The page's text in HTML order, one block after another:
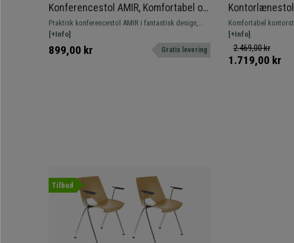
Konferencestol AMIR, Komfortabel og
praktisk, Stabelbar, Blå Farve
Praktisk konferencestol AMIR i fantastisk design,
der giver et moderne udseende til venteværelser
eller mødelokaler. Fås i forskellige farver.
[+Info]
899,00 kr Gratis levering
Kontorlænestol
Polstret,
Stålstruktur, i
Komfortabel
betrukket med læder.
[+Info]
2.469,00 kr
1.719,00 kr
Tilbud